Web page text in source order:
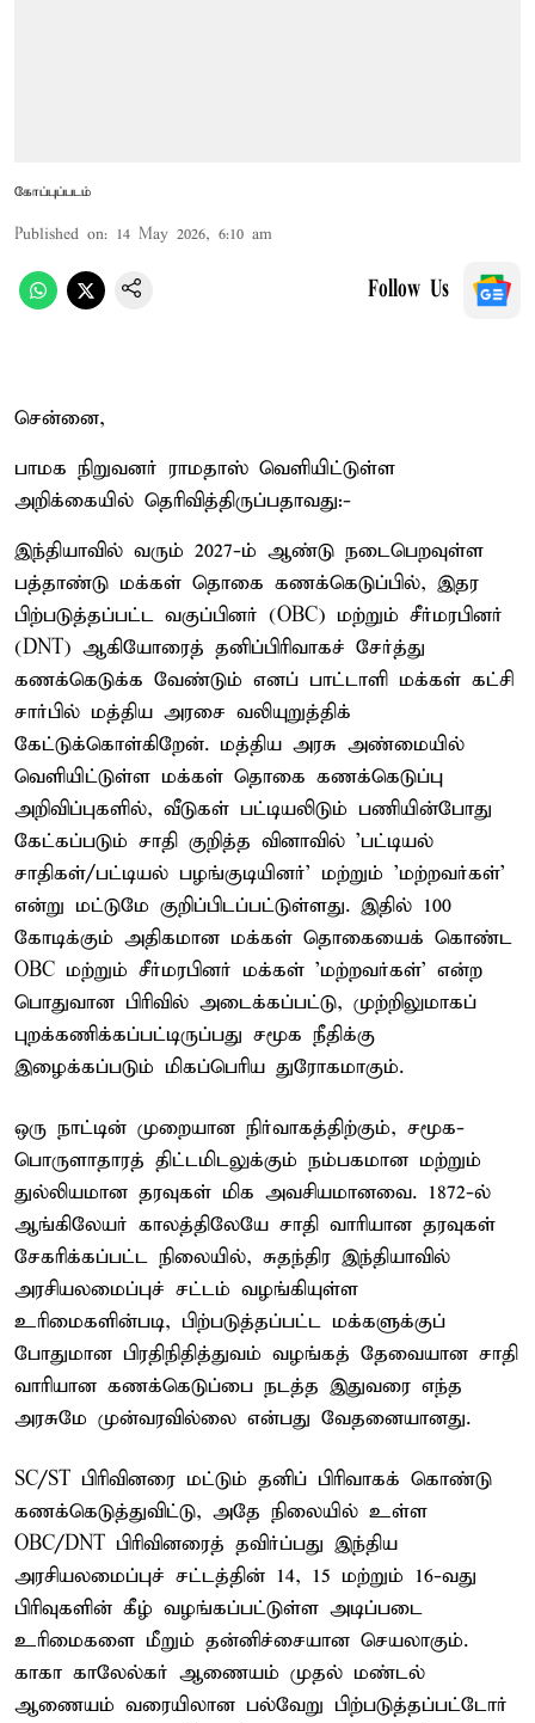
கோப்புப்படம்
Published on: 14 May 2026, 6:10 am
Follow Us
சென்னை,
பாமக நிறுவனர் ராமதாஸ் வெளியிட்டுள்ள
அறிக்கையில் தெரிவித்திருப்பதாவது:-
இந்தியாவில் வரும் 2027-ம் ஆண்டு நடைபெறவுள்ள
பத்தாண்டு மக்கள் தொகை கணக்கெடுப்பில், இதர
பிற்படுத்தப்பட்ட வகுப்பினர் (OBC) மற்றும் சீர்மரபினர்
(DNT) ஆகியோரைத் தனிப்பிரிவாகச் சேர்த்து
கணக்கெடுக்க வேண்டும் எனப் பாட்டாளி மக்கள் கட்சி
சார்பில் மத்திய அரசை வலியுறுத்திக்
கேட்டுக்கொள்கிறேன். மத்திய அரசு அண்மையில்
வெளியிட்டுள்ள மக்கள் தொகை கணக்கெடுப்பு
அறிவிப்புகளில், வீடுகள் பட்டியலிடும் பணியின்போது
கேட்கப்படும் சாதி குறித்த வினாவில் 'பட்டியல்
சாதிகள்/பட்டியல் பழங்குடியினர்' மற்றும் 'மற்றவர்கள்'
என்று மட்டுமே குறிப்பிடப்பட்டுள்ளது. இதில் 100
கோடிக்கும் அதிகமான மக்கள் தொகையைக் கொண்ட
OBC மற்றும் சீர்மரபினர் மக்கள் 'மற்றவர்கள்' என்ற
பொதுவான பிரிவில் அடைக்கப்பட்டு, முற்றிலுமாகப்
புறக்கணிக்கப்பட்டிருப்பது சமூக நீதிக்கு
இழைக்கப்படும் மிகப்பெரிய துரோகமாகும்.
ஒரு நாட்டின் முறையான நிர்வாகத்திற்கும், சமூக-
பொருளாதாரத் திட்டமிடலுக்கும் நம்பகமான மற்றும்
துல்லியமான தரவுகள் மிக அவசியமானவை. 1872-ல்
ஆங்கிலேயர் காலத்திலேயே சாதி வாரியான தரவுகள்
சேகரிக்கப்பட்ட நிலையில், சுதந்திர இந்தியாவில்
அரசியலமைப்புச் சட்டம் வழங்கியுள்ள
உரிமைகளின்படி, பிற்படுத்தப்பட்ட மக்களுக்குப்
போதுமான பிரதிநிதித்துவம் வழங்கத் தேவையான சாதி
வாரியான கணக்கெடுப்பை நடத்த இதுவரை எந்த
அரசுமே முன்வரவில்லை என்பது வேதனையானது.
SC/ST பிரிவினரை மட்டும் தனிப் பிரிவாகக் கொண்டு
கணக்கெடுத்துவிட்டு, அதே நிலையில் உள்ள
OBC/DNT பிரிவினரைத் தவிர்ப்பது இந்திய
அரசியலமைப்புச் சட்டத்தின் 14, 15 மற்றும் 16-வது
பிரிவுகளின் கீழ் வழங்கப்பட்டுள்ள அடிப்படை
உரிமைகளை மீறும் தன்னிச்சையான செயலாகும்.
காகா காலேல்கர் ஆணையம் முதல் மண்டல்
ஆணையம் வரையிலான பல்வேறு பிற்படுத்தப்பட்டோர்